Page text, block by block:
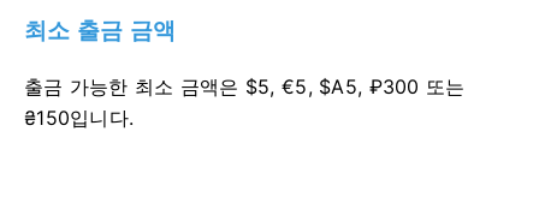
최소 출금 금액
출금 가능한 최소 금액은 $5, €5, $A5, ₽300 또는
₴150입니다.